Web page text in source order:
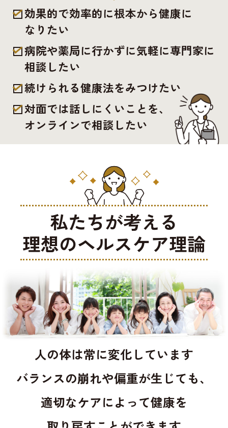
効果的で効率的に根本から健康に
なりたい
病院や薬局に行かずに気軽に専門家に
相談したい
続けられる健康法をみつけたい
対面では話しにくいことを、
オンラインで相談したい
私たちが考える
理想のヘルスケア理論
人の体は常に変化しています
バランスの崩れや偏重が生じても、
適切なケアによって健康を